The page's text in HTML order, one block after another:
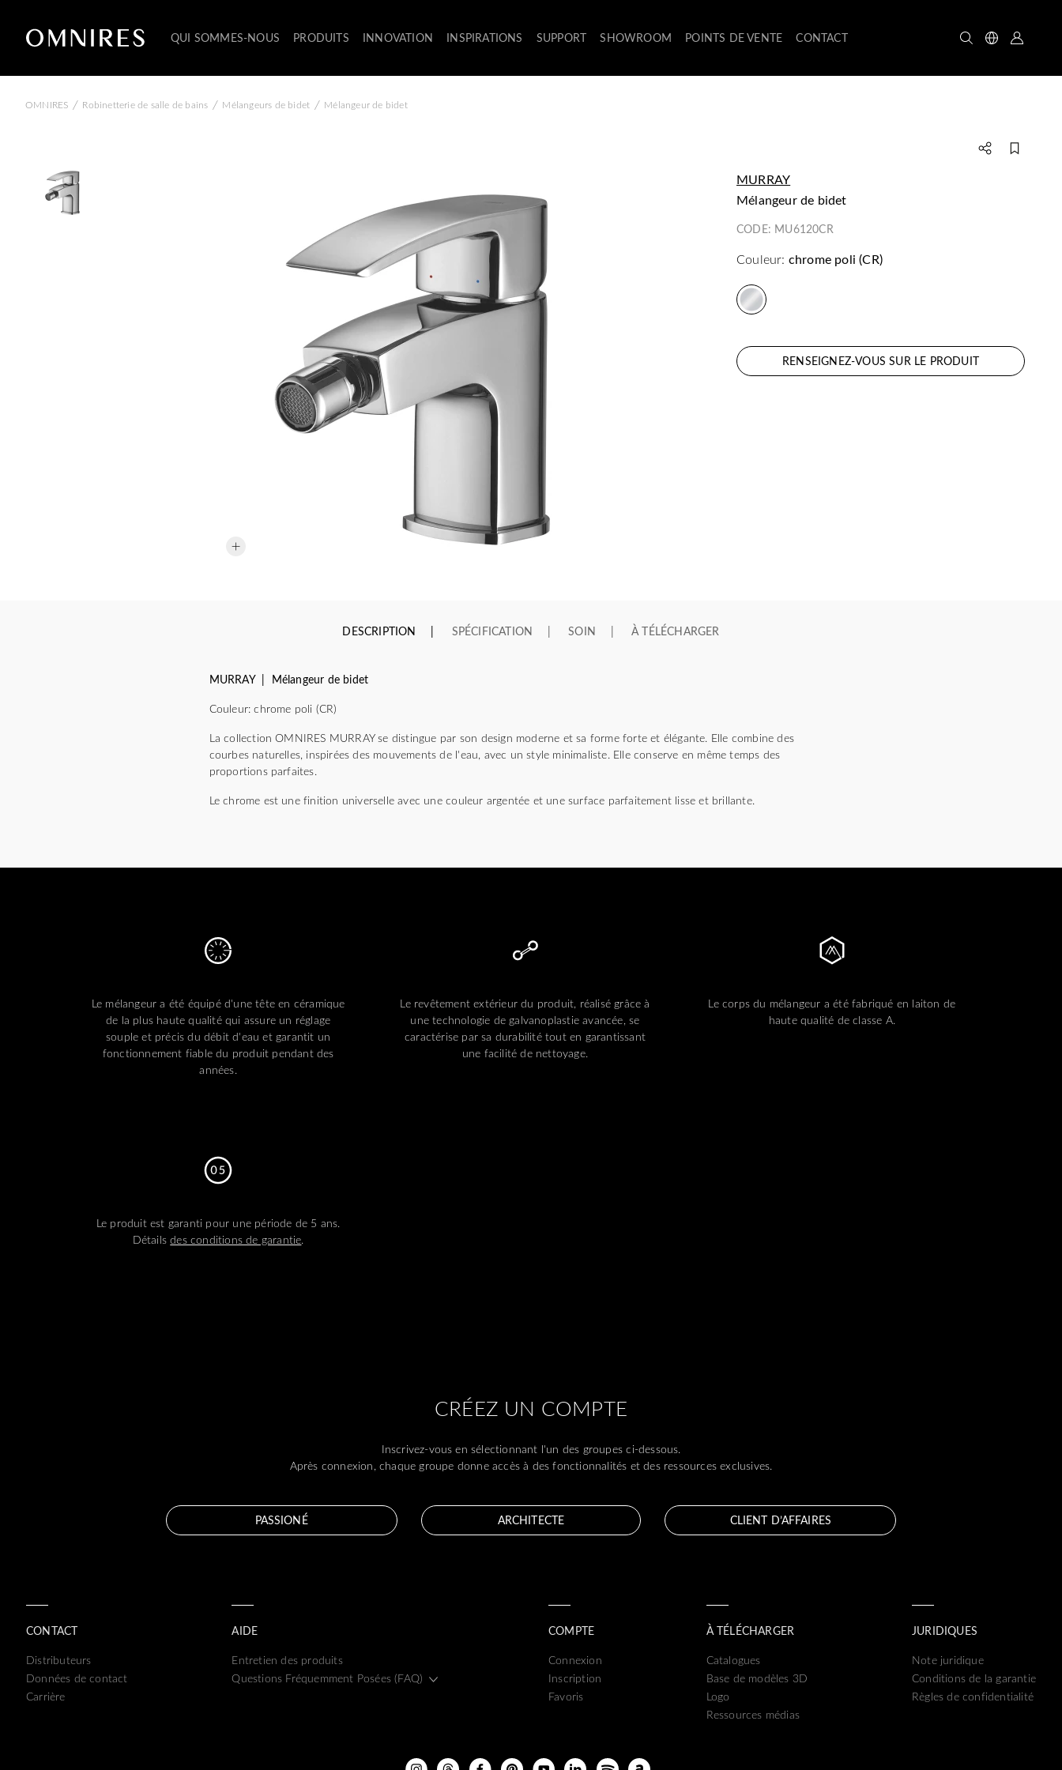
QUI SOMMES-NOUS PRODUITS INNOVATION INSPIRATIONS SUPPORT SHOWROOM POINTS DE VENTE CONTACT
OMNIRES / Robinetterie de salle de bains / Mélangeurs de bidet / Mélangeur de bidet
MURRAY
Mélangeur de bidet
CODE: MU6120CR
Couleur: chrome poli (CR)
RENSEIGNEZ-VOUS SUR LE PRODUIT
DESCRIPTION SPÉCIFICATION SOIN À TÉLÉCHARGER
MURRAY | Mélangeur de bidet
Couleur: chrome poli (CR)
La collection OMNIRES MURRAY se distingue par son design moderne et sa forme forte et élégante. Elle combine des
courbes naturelles, inspirées des mouvements de l'eau, avec un style minimaliste. Elle conserve en même temps des
proportions parfaites.
Le chrome est une finition universelle avec une couleur argentée et une surface parfaitement lisse et brillante.
Le mélangeur a été équipé d'une tête en céramique
de la plus haute qualité qui assure un réglage
souple et précis du débit d'eau et garantit un
fonctionnement fiable du produit pendant des
années.
Le revêtement extérieur du produit, réalisé grâce à
une technologie de galvanoplastie avancée, se
caractérise par sa durabilité tout en garantissant
une facilité de nettoyage.
Le corps du mélangeur a été fabriqué en laiton de
haute qualité de classe A.
Le produit est garanti pour une période de 5 ans.
Détailsdes conditions de garantie.
CRÉEZ UN COMPTE
Inscrivez-vous en sélectionnant l'un des groupes ci-dessous.
Après connexion, chaque groupe donne accès à des fonctionnalités et des ressources exclusives.
PASSIONÉ ARCHITECTE CLIENT D’AFFAIRES
CONTACT
Distributeurs
Données de contact
Carrière
AIDE
Entretien des produits
Questions Fréquemment Posées (FAQ)
COMPTE
Connexion
Inscription
Favoris
À TÉLÉCHARGER
Catalogues
Base de modèles 3D
Logo
Ressources médias
JURIDIQUES
Note juridique
Conditions de la garantie
Règles de confidentialité